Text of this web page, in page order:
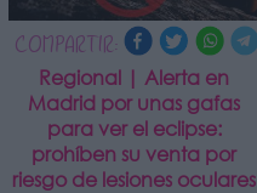
COMPARTIR:
Regional | Alerta en
Madrid por unas gafas
para ver el eclipse:
prohíben su venta por
riesgo de lesiones oculares